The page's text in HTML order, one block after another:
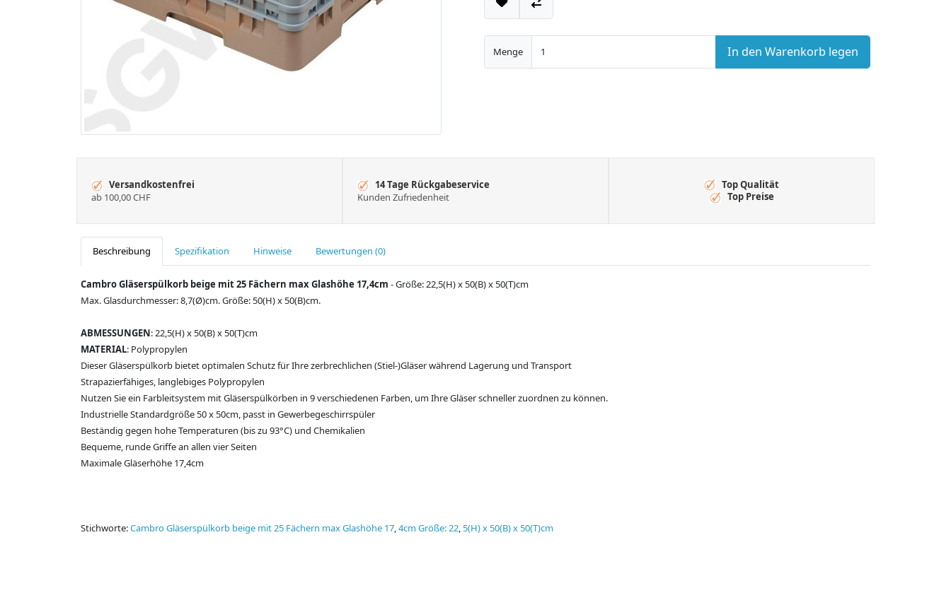
Menge In den Warenkorb legen
Versandkostenfrei
ab 100,00 CHF
14 Tage Rückgabeservice
Kunden Zufriedenheit
Top Qualität
Top Preise
Beschreibung Spezifikation Hinweise Bewertungen (0)
Cambro Gläserspülkorb beige mit 25 Fächern max Glashöhe 17,4cm - Größe: 22,5(H) x 50(B) x 50(T)cm
Max. Glasdurchmesser: 8,7(Ø)cm. Größe: 50(H) x 50(B)cm.
ABMESSUNGEN: 22,5(H) x 50(B) x 50(T)cm
MATERIAL: Polypropylen
Dieser Gläserspülkorb bietet optimalen Schutz für Ihre zerbrechlichen (Stiel-)Gläser während Lagerung und Transport
Strapazierfähiges, langlebiges Polypropylen
Nutzen Sie ein Farbleitsystem mit Gläserspülkörben in 9 verschiedenen Farben, um Ihre Gläser schneller zuordnen zu können.
Industrielle Standardgröße 50 x 50cm, passt in Gewerbegeschirrspüler
Beständig gegen hohe Temperaturen (bis zu 93°C) und Chemikalien
Bequeme, runde Griffe an allen vier Seiten
Maximale Gläserhöhe 17,4cm
Stichworte:Cambro Gläserspülkorb beige mit 25 Fächern max Glashöhe 17,4cm Größe: 22, 5(H) x 50(B) x 50(T)cm